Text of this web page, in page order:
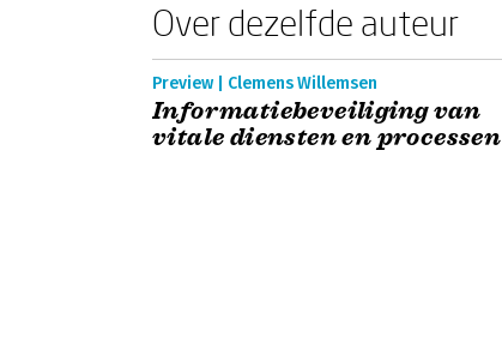
Over dezelfde auteur
Preview | Clemens Willemsen
Informatiebeveiliging van
vitale diensten en processen